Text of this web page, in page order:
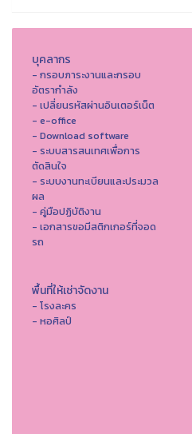
บุคลากร
- กรอบภาระงานและกรอบ
อัตรากำลัง
- เปลี่ยนรหัสผ่านอินเตอร์เน็ต
- e-office
- Download software
- ระบบสารสนเทศเพื่อการ
ตัดสินใจ
- ระบบงานทะเบียนและประมวล
ผล
- คู่มือปฏิบัติงาน
- เอกสารขอมีสติกเกอร์ที่จอด
รถ
พื้นที่ให้เช่าจัดงาน
- โรงละคร
- หอศิลป์